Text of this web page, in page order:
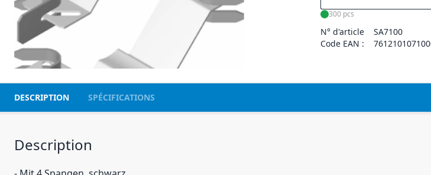
300 pcs
N° d'article
SA7100
Code EAN :
DESCRIPTION SPÉCIFICATIONS
Description